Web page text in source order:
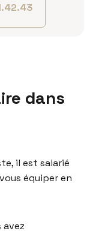
dans
il est salarié
équiper en
avez